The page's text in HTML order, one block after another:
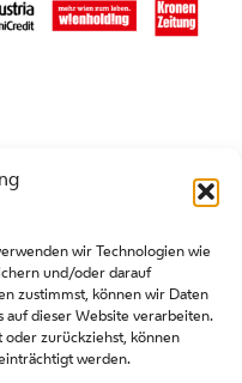
wir Technologien wie
und/oder darauf
zustimmst, können wir Daten
auf dieser Website verarbeiten.
zurückziehst, können
werden.